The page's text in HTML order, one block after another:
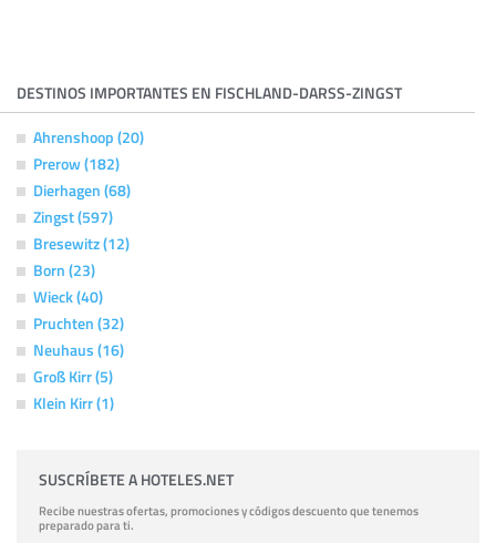
DESTINOS IMPORTANTES EN FISCHLAND-DARSS-ZINGST
Ahrenshoop (20)
Prerow (182)
Dierhagen (68)
Zingst (597)
Bresewitz (12)
Born (23)
Wieck (40)
Pruchten (32)
Neuhaus (16)
Groß Kirr (5)
Klein Kirr (1)
SUSCRÍBETE A HOTELES.NET
Recibe nuestras ofertas, promociones y códigos descuento que tenemos
preparado para ti.